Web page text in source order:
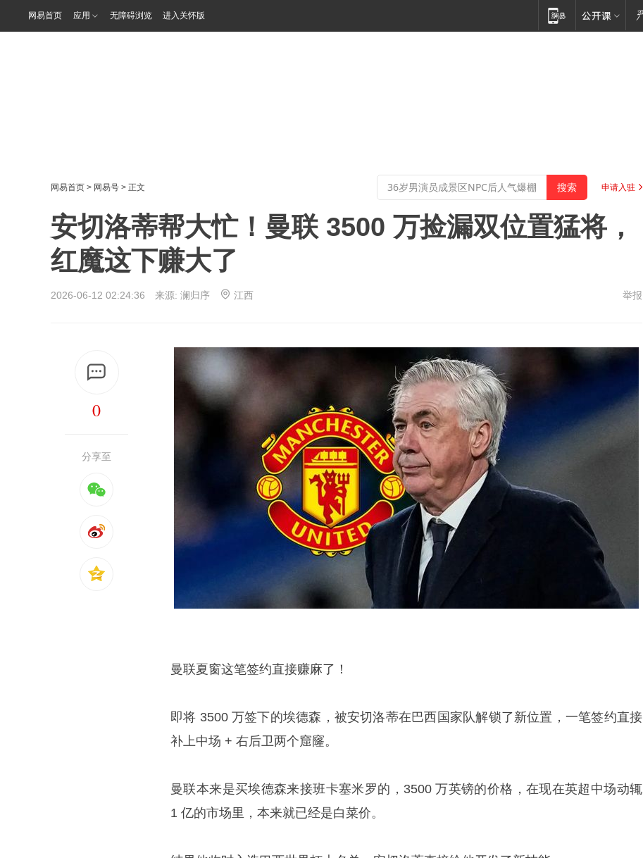
网易首页 应用 无障碍浏览 进入关怀版
网易首页 > 网易号 > 正文 申请入驻
安切洛蒂帮大忙！曼联 3500 万捡漏双位置猛将，
红魔这下赚大了
2026-06-12 02:24:36 来源: 澜归序 江西 举报
0
分享至
曼联夏窗这笔签约直接赚麻了！
即将 3500 万签下的埃德森 ，被安切洛蒂在巴西国家队解锁了新位置，一笔签约直接
补上中场 + 右后卫两个窟窿。
曼联本来是买埃德森来接班卡塞米罗的，3500 万英镑的价格，在现在英超中场动辄
1 亿的市场里，本来就已经是白菜价。